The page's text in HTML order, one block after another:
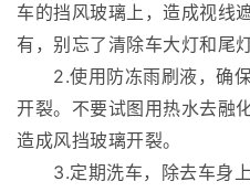
车的挡风玻璃上，造成视线
有，别忘了清除车大灯和尾
2.使用防冻雨刷液，确保
开裂。不要试图用热水去融
造成风挡玻璃开裂。
3.定期洗车，除去车身上